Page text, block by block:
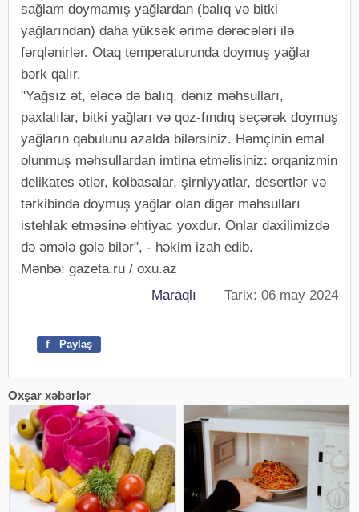
sağlam doymamış yağlardan (balıq və bitki
yağlarından) daha yüksək ərimə dərəcələri ilə
fərqlənirlər. Otaq temperaturunda doymuş yağlar
bərk qalır.
"Yağsız ət, eləcə də balıq, dəniz məhsulları,
paxlalılar, bitki yağları və qoz-fındıq seçərək doymuş
yağların qəbulunu azalda bilərsiniz. Həmçinin emal
olunmuş məhsullardan imtina etməlisiniz: orqanizmin
delikates ətlər, kolbasalar, şirniyyatlar, desertlər və
tərkibində doymuş yağlar olan digər məhsulları
istehlak etməsinə ehtiyac yoxdur. Onlar daxilimizdə
də əmələ gələ bilər", - həkim izah edib.
Mənbə: gazeta.ru / oxu.az
Maraqlı Tarix: 06 may 2024
f Paylaş
Oxşar xəbərlər